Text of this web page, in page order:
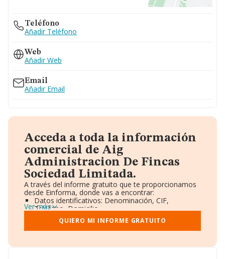
Teléfono
Añadir Teléfono
Web
Añadir Web
Email
Añadir Email
Acceda a toda la información
comercial de Aig
Administracion De Fincas
Sociedad Limitada.
A través del informe gratuito que te proporcionamos
desde Einforma, donde vas a encontrar:
Datos identificativos: Denominación, CIF,
Teléfono, Domicilio.
Informe Mercantil Completo (BORME).
Gráficos de Evolución Ventas y Empleados.
Consejo de Administración y Administradores.
Accionistas.
Ver más
QUIERO MI INFORME GRATUITO